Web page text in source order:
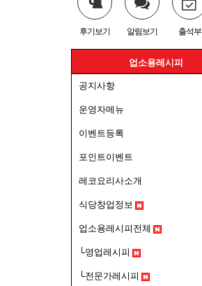
후기보기 알림보기 출석부
업소용레시피
공지사항
운영자메뉴
이벤트등록
포인트이벤트
레코요리사소개
식당창업정보
업소용레시피전체
└영업레시피
└전문가레시피